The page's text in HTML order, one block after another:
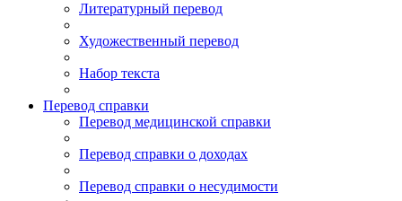
Литературный перевод
Художественный перевод
Набор текста
Перевод справки
Перевод медицинской справки
Перевод справки о доходах
Перевод справки о несудимости